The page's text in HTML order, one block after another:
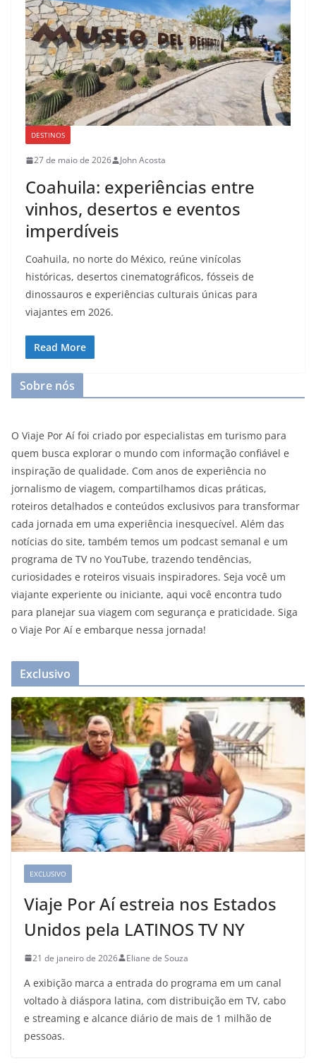
DESTINOS
27 de maio de 2026 John Acosta
Coahuila: experiências entre
vinhos, desertos e eventos
imperdíveis
Coahuila, no norte do México, reúne vinícolas
históricas, desertos cinematográficos, fósseis de
dinossauros e experiências culturais únicas para
viajantes em 2026.
Read More
Sobre nós
O Viaje Por Aí foi criado por especialistas em turismo para
quem busca explorar o mundo com informação confiável e
inspiração de qualidade. Com anos de experiência no
jornalismo de viagem, compartilhamos dicas práticas,
roteiros detalhados e conteúdos exclusivos para transformar
cada jornada em uma experiência inesquecível. Além das
notícias do site, também temos um podcast semanal e um
programa de TV no YouTube, trazendo tendências,
curiosidades e roteiros visuais inspiradores. Seja você um
viajante experiente ou iniciante, aqui você encontra tudo
para planejar sua viagem com segurança e praticidade. Siga
o Viaje Por Aí e embarque nessa jornada!
Exclusivo
EXCLUSIVO
Viaje Por Aí estreia nos Estados
Unidos pela LATINOS TV NY
21 de janeiro de 2026 Eliane de Souza
A exibição marca a entrada do programa em um canal
voltado à diáspora latina, com distribuição em TV, cabo
e streaming e alcance diário de mais de 1 milhão de
pessoas.